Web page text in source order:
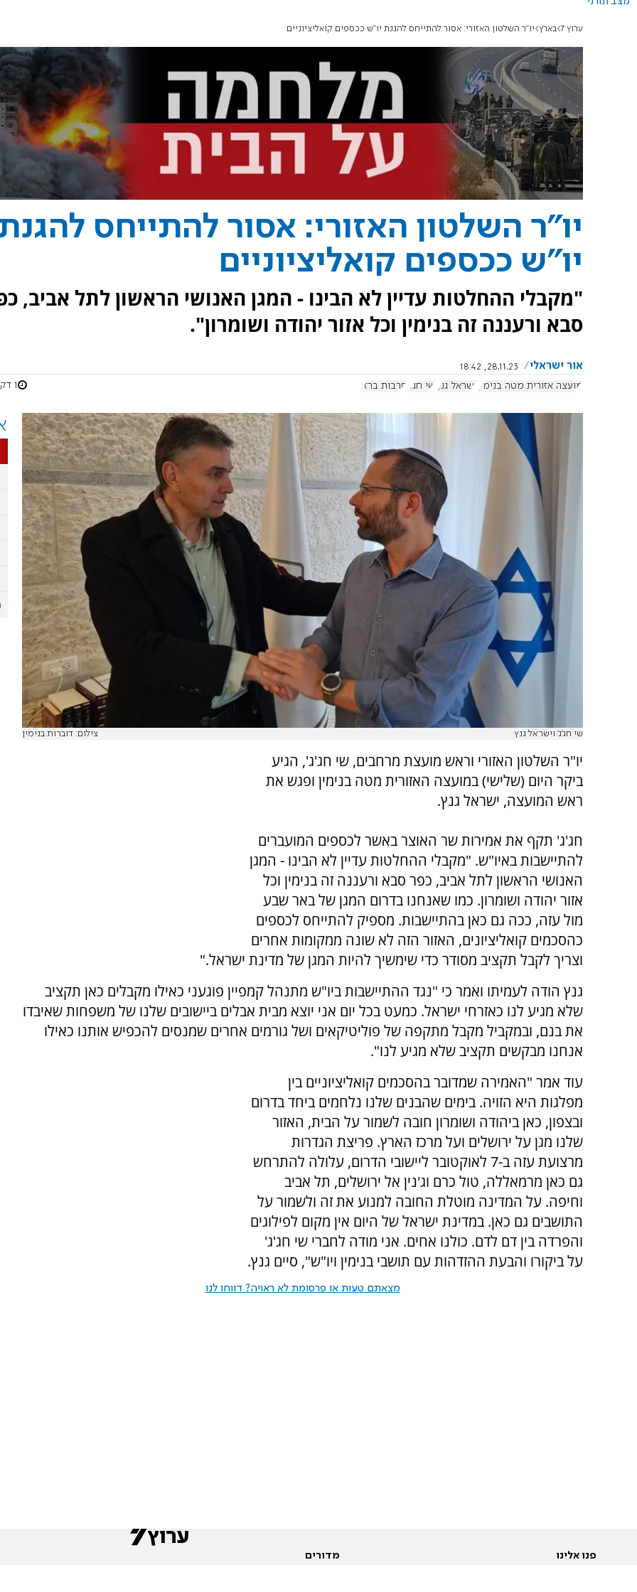
ערוץ 7 בארץ יו"ר השלטון האזורי: אסור להתייחס להגנת יו"ש ככספים קואליציוניים
יו"ר השלטון האזורי: אסור להתייחס
יו"ש ככספים קואליציוניים
"מקבלי ההחלטות עדיין לא הבינו - המגן האנושי הראשון לתל אביב,
סבא ורעננה זה בנימין וכל אזור יהודה ושומרון".
אור ישראלי
28.11.23, 18:42
מועצה אזורית מטה בנימין
ישראל גנץ שי חג'ג' חרבות ברזל 1 דקות
שי חג'ג' וישראל גנץ צילום: דוברות בנימין
יו"ר השלטון האזורי וראש מועצת מרחבים, שי חג'ג', הגיע
ביקר היום (שלישי) במועצה האזורית מטה בנימין ופגש את
ראש המועצה, ישראל גנץ.
חג'ג' תקף את אמירות שר האוצר באשר לכספים המועברים
להתיישבות באיו"ש. "מקבלי ההחלטות עדיין לא הבינו - המגן
האנושי הראשון לתל אביב, כפר סבא ורעננה זה בנימין וכל
אזור יהודה ושומרון. כמו שאנחנו בדרום המגן של באר שבע
מול עזה, ככה גם כאן בהתיישבות. מספיק להתייחס לכספים
כהסכמים קואליציונים, האזור הזה לא שונה ממקומות אחרים
וצריך לקבל תקציב מסודר כדי שימשיך להיות המגן של מדינת ישראל."
גנץ הודה לעמיתו ואמר כי "נגד ההתיישבות ביו"ש מתנהל קמפיין פוגעני כאילו מקבלים כאן תקציב
שלא מגיע לנו כאזרחי ישראל. כמעט בכל יום אני יוצא מבית אבלים ביישובים שלנו של משפחות שאיבדו
את בנם, ובמקביל מקבל מתקפה של פוליטיקאים ושל גורמים אחרים שמנסים להכפיש אותנו כאילו
אנחנו מבקשים תקציב שלא מגיע לנו".
עוד אמר "האמירה שמדובר בהסכמים קואליציוניים בין
מפלגות היא הזויה. בימים שהבנים שלנו נלחמים ביחד בדרום
ובצפון, כאן ביהודה ושומרון חובה לשמור על הבית, האזור
שלנו מגן על ירושלים ועל מרכז הארץ. פריצת הגדרות
מרצועת עזה ב-7 לאוקטובר ליישובי הדרום, עלולה להתרחש
גם כאן מרמאללה, טול כרם וג'נין אל ירושלים, תל אביב
וחיפה. על המדינה מוטלת החובה למנוע את זה ולשמור על
התושבים גם כאן. במדינת ישראל של היום אין מקום לפילוגים
והפרדה בין דם לדם. כולנו אחים. אני מודה לחברי שי חג'ג'
על ביקורו והבעת ההזדהות עם תושבי בנימין ויו"ש", סיים גנץ.
מצאתם טעות או פרסומת לא ראויה? דווחו לנו
פנו אלינו מדורים